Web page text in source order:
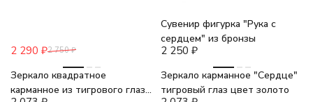
2 290 ₽2 750 ₽
Сувенир фигурка "Рука с
сердцем" из бронзы
2 250 ₽
Зеркало квадратное
карманное из тигрового глаза
Зеркало карманное "Сердце"
тигровый глаз цвет золото